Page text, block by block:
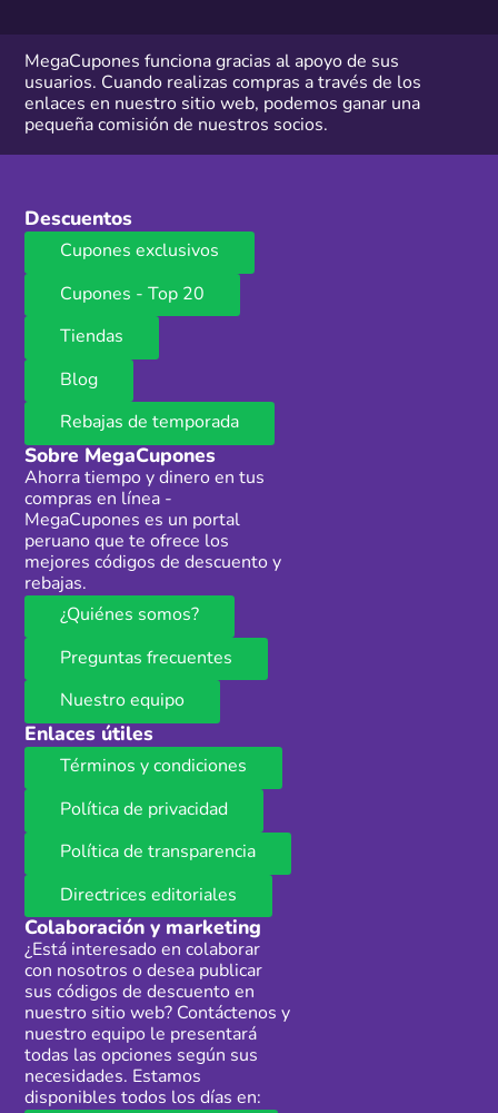
MegaCupones funciona gracias al apoyo de sus
usuarios. Cuando realizas compras a través de los
enlaces en nuestro sitio web, podemos ganar una
pequeña comisión de nuestros socios.
Descuentos
Cupones exclusivos
Cupones - Top 20
Tiendas
Blog
Rebajas de temporada
Sobre MegaCupones
Ahorra tiempo y dinero en tus
compras en línea -
MegaCupones es un portal
peruano que te ofrece los
mejores códigos de descuento y
rebajas.
¿Quiénes somos?
Preguntas frecuentes
Nuestro equipo
Enlaces útiles
Términos y condiciones
Política de privacidad
Política de transparencia
Directrices editoriales
Colaboración y marketing
¿Está interesado en colaborar
con nosotros o desea publicar
sus códigos de descuento en
nuestro sitio web? Contáctenos y
nuestro equipo le presentará
todas las opciones según sus
necesidades. Estamos
disponibles todos los días en: